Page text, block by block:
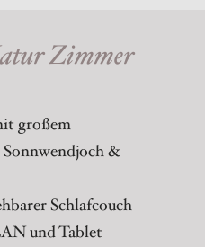
Zimmer
großem
&
Schlafcouch
und Tablet